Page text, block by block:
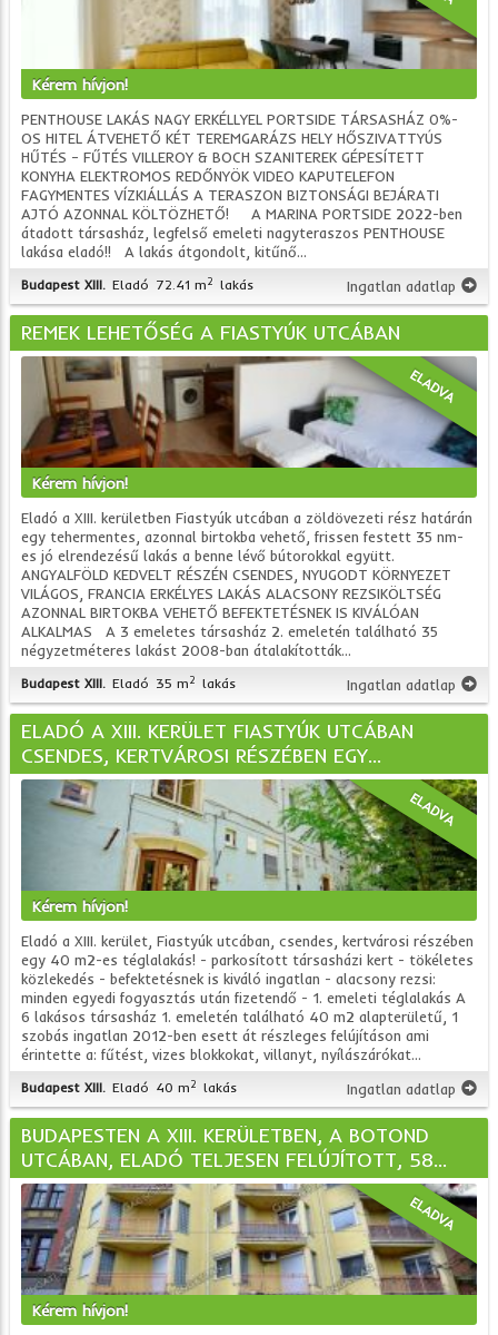
Kérem hívjon!
PENTHOUSE LAKÁS NAGY ERKÉLLYEL PORTSIDE TÁRSASHÁZ 0%-
OS HITEL ÁTVEHETŐ KÉT TEREMGARÁZS HELY HŐSZIVATTYÚS
HŰTÉS – FŰTÉS VILLEROY & BOCH SZANITEREK GÉPESÍTETT
KONYHA ELEKTROMOS REDŐNYÖK VIDEO KAPUTELEFON
FAGYMENTES VÍZKIÁLLÁS A TERASZON BIZTONSÁGI BEJÁRATI
AJTÓ AZONNAL KÖLTÖZHETŐ! A MARINA PORTSIDE 2022-ben
átadott társasház, legfelső emeleti nagyteraszos PENTHOUSE
lakása eladó!! A lakás átgondolt, kitűnő...
Budapest XIII. Eladó 72.41 m2 lakás Ingatlan adatlap
REMEK LEHETŐSÉG A FIASTYÚK UTCÁBAN
ELADVA
Kérem hívjon!
Eladó a XIII. kerületben Fiastyúk utcában a zöldövezeti rész határán
egy tehermentes, azonnal birtokba vehető, frissen festett 35 nm-
es jó elrendezésű lakás a benne lévő bútorokkal együtt.
ANGYALFÖLD KEDVELT RÉSZÉN CSENDES, NYUGODT KÖRNYEZET
VILÁGOS, FRANCIA ERKÉLYES LAKÁS ALACSONY REZSIKÖLTSÉG
AZONNAL BIRTOKBA VEHETŐ BEFEKTETÉSNEK IS KIVÁLÓAN
ALKALMAS A 3 emeletes társasház 2. emeletén található 35
négyzetméteres lakást 2008-ban átalakították...
Budapest XIII. Eladó 35 m2 lakás Ingatlan adatlap
ELADÓ A XIII. KERÜLET FIASTYÚK UTCÁBAN
CSENDES, KERTVÁROSI RÉSZÉBEN EGY...
ELADVA
Kérem hívjon!
Eladó a XIII. kerület, Fiastyúk utcában, csendes, kertvárosi részében
egy 40 m2-es téglalakás! - parkosított társasházi kert - tökéletes
közlekedés - befektetésnek is kiváló ingatlan - alacsony rezsi:
minden egyedi fogyasztás után fizetendő - 1. emeleti téglalakás A
6 lakásos társasház 1. emeletén található 40 m2 alapterületű, 1
szobás ingatlan 2012-ben esett át részleges felújításon ami
érintette a: fűtést, vizes blokkokat, villanyt, nyílászárókat...
Budapest XIII. Eladó 40 m2 lakás Ingatlan adatlap
BUDAPESTEN A XIII. KERÜLETBEN, A BOTOND
UTCÁBAN, ELADÓ TELJESEN FELÚJÍTOTT, 58...
ELADVA
Kérem hívjon!